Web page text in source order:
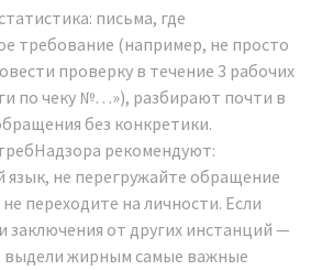
письма, где
требование (например, не просто
проверку в течение 3 рабочих
по чеку №…»), разбирают почти в
без конкретики.
рекомендуют:
язык, не перегружайте обращение
переходите на личности. Если
заключения от других инстанций —
выдели жирным самые важные